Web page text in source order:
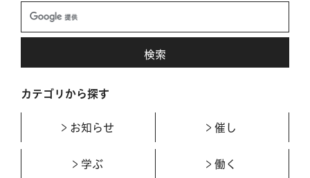
カテゴリから探す
お知らせ 催し
学ぶ 働く